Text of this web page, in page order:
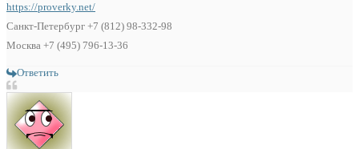
https://proverky.net/
Санкт-Петербург +7 (812) 98-332-98
Москва +7 (495) 796-13-36
Ответить